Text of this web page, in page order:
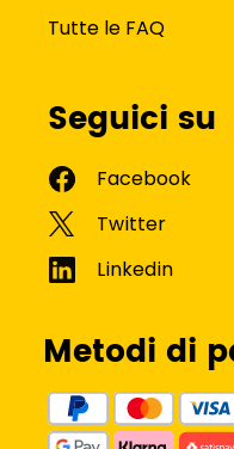
Tutte le FAQ
Seguici su
Metodi di